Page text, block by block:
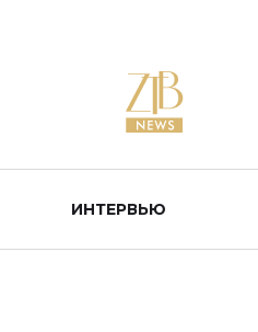
ИНТЕРВЬЮ